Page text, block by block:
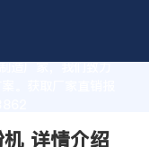
造厂家，我们致力
。获取厂家直销报
详情介绍